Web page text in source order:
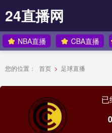
24直播网
NBA直播 CBA直播
您的位置： 首页 > 足球直播
已
0